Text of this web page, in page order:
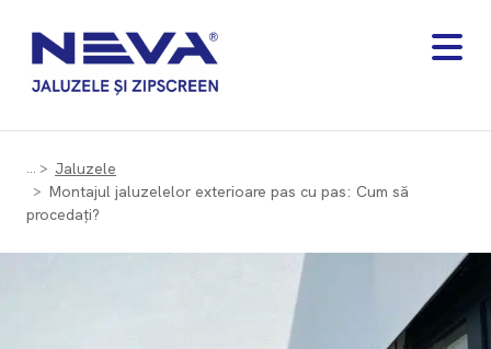
Jaluzele
Montajul jaluzelelor exterioare pas cu pas: Cum să
procedați?